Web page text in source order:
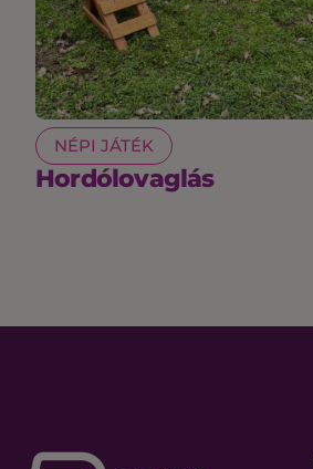
NÉPI JÁTÉK
Hordólovaglás